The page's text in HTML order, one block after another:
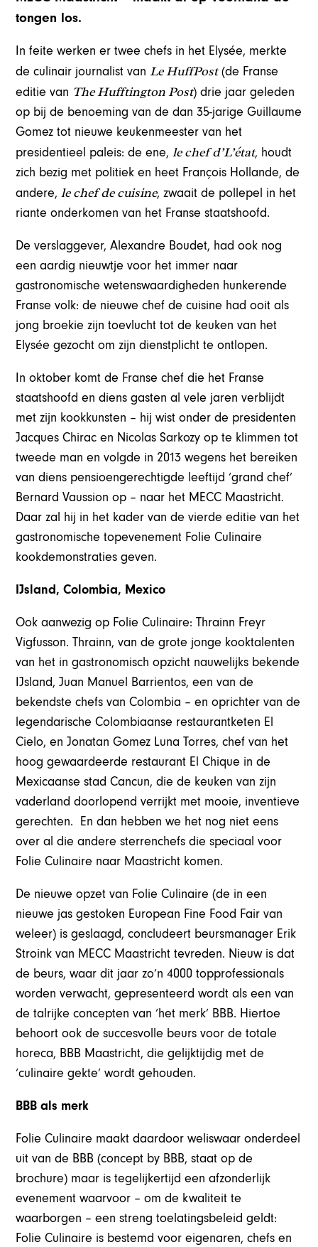
tongen los.
In feite werken er twee chefs in het Elysée, merkte
de culinair journalist vanLe HuffPost(de Franse
editie van The Hufftington Post) drie jaar geleden
op bij de benoeming van de dan 35-jarige Guillaume
Gomez tot nieuwe keukenmeester van het
presidentieel paleis: de ene,le chef d’L’état, houdt
zich bezig met politiek en heet François Hollande, de
andere,le chef de cuisine, zwaait de pollepel in het
riante onderkomen van het Franse staatshoofd.
De verslaggever, Alexandre Boudet, had ook nog
een aardig nieuwtje voor het immer naar
gastronomische wetenswaardigheden hunkerende
Franse volk: de nieuwe chef de cuisine had ooit als
jong broekie zijn toevlucht tot de keuken van het
Elysée gezocht om zijn dienstplicht te ontlopen.
In oktober komt de Franse chef die het Franse
staatshoofd en diens gasten al vele jaren verblijdt
met zijn kookkunsten – hij wist onder de presidenten
Jacques Chirac en Nicolas Sarkozy op te klimmen tot
tweede man en volgde in 2013 wegens het bereiken
van diens pensioengerechtigde leeftijd ‘grand chef’
Bernard Vaussion op – naar het MECC Maastricht.
Daar zal hij in het kader van de vierde editie van het
gastronomische topevenement Folie Culinaire
kookdemonstraties geven.
IJsland, Colombia, Mexico
Ook aanwezig op Folie Culinaire: Thrainn Freyr
Vigfusson. Thrainn, van de grote jonge kooktalenten
van het in gastronomisch opzicht nauwelijks bekende
IJsland, Juan Manuel Barrientos, een van de
bekendste chefs van Colombia – en oprichter van de
legendarische Colombiaanse restaurantketen El
Cielo, en Jonatan Gomez Luna Torres, chef van het
hoog gewaardeerde restaurant El Chique in de
Mexicaanse stad Cancun, die de keuken van zijn
vaderland doorlopend verrijkt met mooie, inventieve
gerechten. En dan hebben we het nog niet eens
over al die andere sterrenchefs die speciaal voor
Folie Culinaire naar Maastricht komen.
De nieuwe opzet van Folie Culinaire (de in een
nieuwe jas gestoken European Fine Food Fair van
weleer) is geslaagd, concludeert beursmanager Erik
Stroink van MECC Maastricht tevreden. Nieuw is dat
de beurs, waar dit jaar zo’n 4000 topprofessionals
worden verwacht, gepresenteerd wordt als een van
de talrijke concepten van ‘het merk’ BBB. Hiertoe
behoort ook de succesvolle beurs voor de totale
horeca, BBB Maastricht, die gelijktijdig met de
‘culinaire gekte’ wordt gehouden.
BBB als merk
Folie Culinaire maakt daardoor weliswaar onderdeel
uit van de BBB (concept by BBB, staat op de
brochure) maar is tegelijkertijd een afzonderlijk
evenement waarvoor – om de kwaliteit te
waarborgen – een streng toelatingsbeleid geldt:
Folie Culinaire is bestemd voor eigenaren, chefs en